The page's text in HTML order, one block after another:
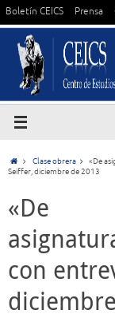
Boletín CEICS Prensa
Clase obrera
«De
Seiffer, diciembre de 2013
«De
con